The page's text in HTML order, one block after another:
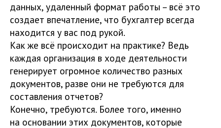
данных, удаленный формат работы – всё это
создает впечатление, что бухгалтер всегда
находится у вас под рукой.
Как же всё происходит на практике? Ведь
каждая организация в ходе деятельности
генерирует огромное количество разных
документов, разве они не требуются для
составления отчетов?
Конечно, требуются. Более того, именно
на основании этих документов, которые